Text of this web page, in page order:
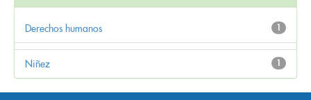
1
Derechos humanos
1
Niñez